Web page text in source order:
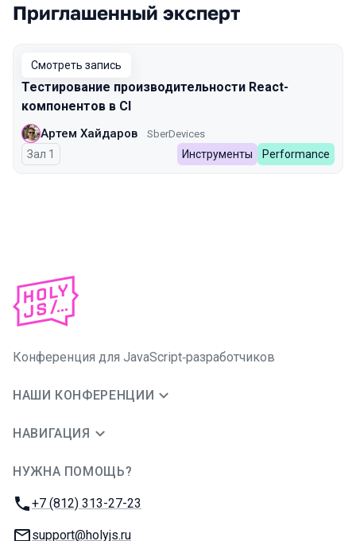
Выступления в сезоне 2024 Spring
Приглашенный эксперт
Смотреть запись
Тестирование производительности React-
компонентов в CI
Артем Хайдаров SberDevices
Зал 1 Инструменты Performance
Конференция для JavaScript‑разработчиков
НАШИ КОНФЕРЕНЦИИ
НАВИГАЦИЯ
НУЖНА ПОМОЩЬ?
Телефон:
+7 (812) 313-27-23
E-mail:
support@holyjs.ru